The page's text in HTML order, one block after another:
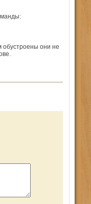
обустроены они не